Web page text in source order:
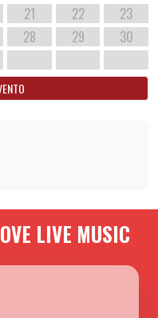
21 22
23
28 29
30
LIVE MUSIC